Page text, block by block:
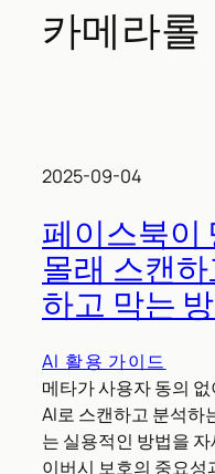
카메라롤
2025-09-04
페이스북이
몰래 스캔
하고 막는
AI 활용 가이드
메타가 사용자 동의
AI로 스캔하고 분석하
는 실용적인 방법을
이버시 보호의 중요